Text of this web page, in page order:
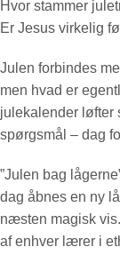
Hvor stammer
Er Jesus virkelig
Julen forbindes
men hvad er
julekalender løfter
spørgsmål – dag
”Julen bag
dag åbnes en ny
næsten magisk
af enhver lærer i